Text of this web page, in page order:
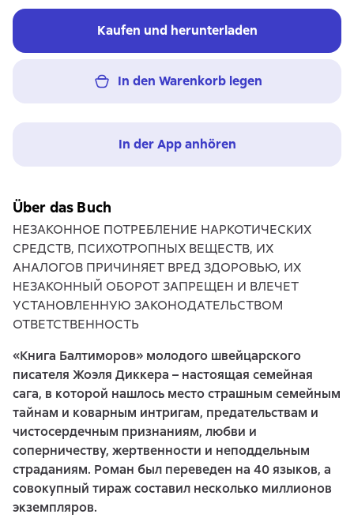
Kaufen und herunterladen
In den Warenkorb legen
In der App anhören
Über das Buch
НЕЗАКОННОЕ ПОТРЕБЛЕНИЕ НАРКОТИЧЕСКИХ
СРЕДСТВ, ПСИХОТРОПНЫХ ВЕЩЕСТВ, ИХ
АНАЛОГОВ ПРИЧИНЯЕТ ВРЕД ЗДОРОВЬЮ, ИХ
НЕЗАКОННЫЙ ОБОРОТ ЗАПРЕЩЕН И ВЛЕЧЕТ
УСТАНОВЛЕННУЮ ЗАКОНОДАТЕЛЬСТВОМ
ОТВЕТСТВЕННОСТЬ
«Книга Балтиморов» молодого швейцарского
писателя Жоэля Диккера – настоящая семейная
сага, в которой нашлось место страшным семейным
тайнам и коварным интригам, предательствам и
чистосердечным признаниям, любви и
соперничеству, жертвенности и неподдельным
страданиям. Роман был переведен на 40 языков, а
совокупный тираж составил несколько миллионов
экземпляров.